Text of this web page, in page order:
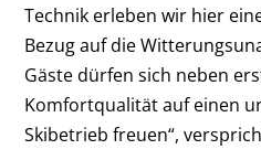
Technik erleben wir hier
Bezug auf die
Gäste dürfen sich neben
Komfortqualität auf einen
Skibetrieb freuen“,